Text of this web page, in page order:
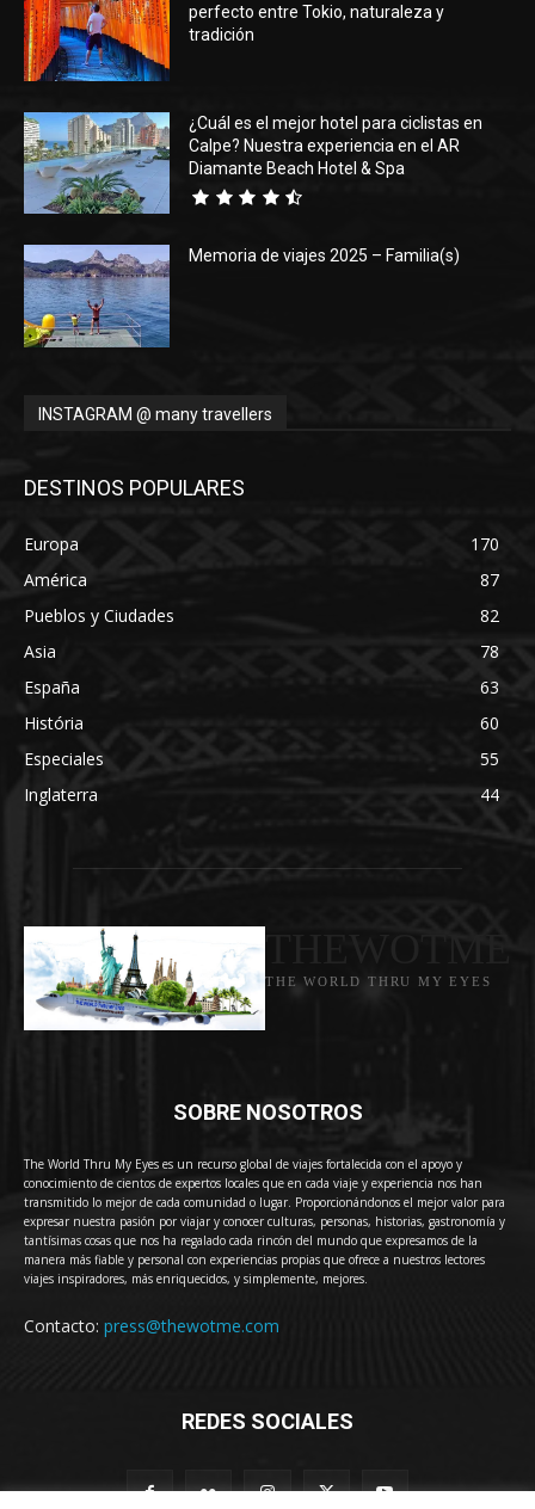
perfecto entre Tokio, naturaleza y
tradición
¿Cuál es el mejor hotel para ciclistas en
Calpe? Nuestra experiencia en el AR
Diamante Beach Hotel & Spa
Memoria de viajes 2025 – Familia(s)
INSTAGRAM @ many travellers
DESTINOS POPULARES
Europa
170
América
87
Pueblos y Ciudades
82
Asia
78
España
63
História
60
Especiales
55
Inglaterra
44
THE WORLD THRU MY EYES
SOBRE NOSOTROS
The World Thru My Eyes es un recurso global de viajes fortalecida con el apoyo y
conocimiento de cientos de expertos locales que en cada viaje y experiencia nos han
transmitido lo mejor de cada comunidad o lugar. Proporcionándonos el mejor valor para
expresar nuestra pasión por viajar y conocer culturas, personas, historias, gastronomía y
tantísimas cosas que nos ha regalado cada rincón del mundo que expresamos de la
manera más fiable y personal con experiencias propias que ofrece a nuestros lectores
viajes inspiradores, más enriquecidos, y simplemente, mejores.
Contacto: press@thewotme.com
REDES SOCIALES